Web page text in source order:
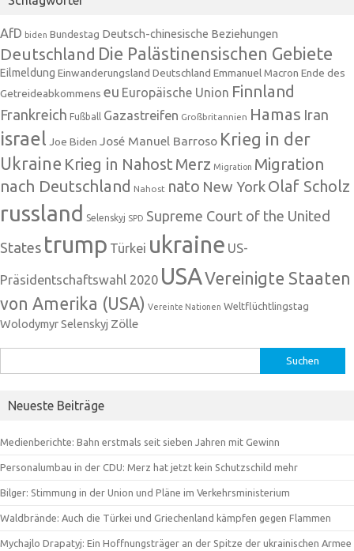
AfD biden Bundestag Deutsch-chinesische Beziehungen
Deutschland Die Palästinensischen Gebiete
Eilmeldung Einwanderungsland Deutschland Emmanuel Macron Ende des
Getreideabkommens eu Europäische Union Finnland
Frankreich Fußball Gazastreifen Großbritannien Hamas Iran
israel Joe Biden José Manuel Barroso Krieg in der
Ukraine Krieg in NahostMerz Migration Migration
nach Deutschland Nahost nato New YorkOlaf Scholz
russland Selenskyj SPD Supreme Court of the United
States trump Türkei ukraine US-
Präsidentschaftswahl 2020 USAVereinigte Staaten
von Amerika (USA) Vereinte Nationen Weltflüchtlingstag
Wolodymyr Selenskyj Zölle
nach:
Neueste Beiträge
Medienberichte: Bahn erstmals seit sieben Jahren mit Gewinn
Personalumbau in der CDU: Merz hat jetzt kein Schutzschild mehr
Bilger: Stimmung in der Union und Pläne im Verkehrsministerium
Waldbrände: Auch die Türkei und Griechenland kämpfen gegen Flammen
Mychajlo Drapatyj: Ein Hoffnungsträger an der Spitze der ukrainischen Armee